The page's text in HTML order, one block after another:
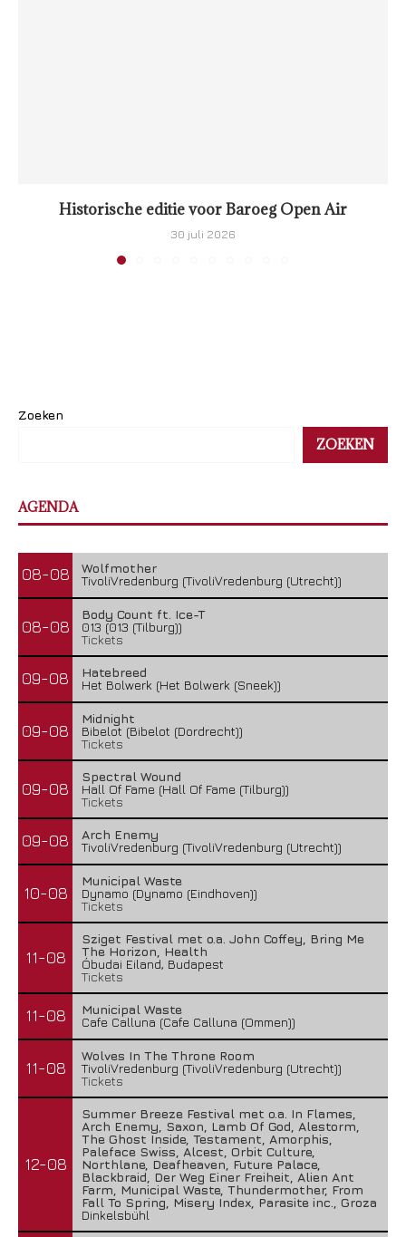
Historische editie voor Baroeg Open Air
30 juli 2026
Zoeken
ZOEKEN
AGENDA
08-08
Wolfmother
TivoliVredenburg (TivoliVredenburg (Utrecht))
08-08
Body Count ft. Ice-T
013 (013 (Tilburg))
Tickets
09-08
Hatebreed
Het Bolwerk (Het Bolwerk (Sneek))
09-08
Midnight
Bibelot (Bibelot (Dordrecht))
Tickets
09-08
Spectral Wound
Hall Of Fame (Hall Of Fame (Tilburg))
Tickets
09-08
Arch Enemy
TivoliVredenburg (TivoliVredenburg (Utrecht))
10-08
Municipal Waste
Dynamo (Dynamo (Eindhoven))
Tickets
11-08
Sziget Festival met o.a. John Coffey, Bring Me
The Horizon, Health
Óbudai Eiland, Budapest
Tickets
11-08
Municipal Waste
Cafe Calluna (Cafe Calluna (Ommen))
11-08
Wolves In The Throne Room
TivoliVredenburg (TivoliVredenburg (Utrecht))
Tickets
12-08
Summer Breeze Festival met o.a. In Flames,
Arch Enemy, Saxon, Lamb Of God, Alestorm,
The Ghost Inside, Testament, Amorphis,
Paleface Swiss, Alcest, Orbit Culture,
Northlane, Deafheaven, Future Palace,
Blackbraid, Der Weg Einer Freiheit, Alien Ant
Farm, Municipal Waste, Thundermother, From
Fall To Spring, Misery Index, Parasite inc., Groza
Dinkelsbühl